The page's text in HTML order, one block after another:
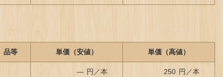
品等 単価（安値） 単価（高値）
— 円／本 250 円／本